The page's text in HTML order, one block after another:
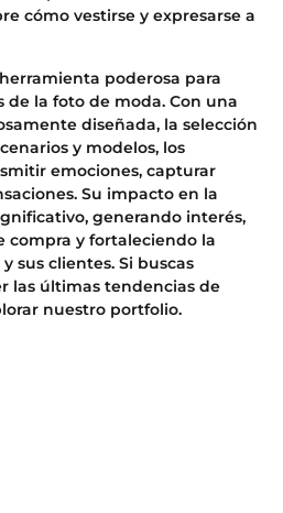
cómo vestirse y expresarse a
poderosa para
de la foto de moda. Con una
diseñada, la selección
y modelos, los
emociones, capturar
Su impacto en la
generando interés,
compra y fortaleciendo la
sus clientes. Si buscas
las últimas tendencias de
nuestro portfolio.